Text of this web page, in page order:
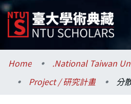
Communities & Collections
Research Outputs
Home
Project / 研究計畫